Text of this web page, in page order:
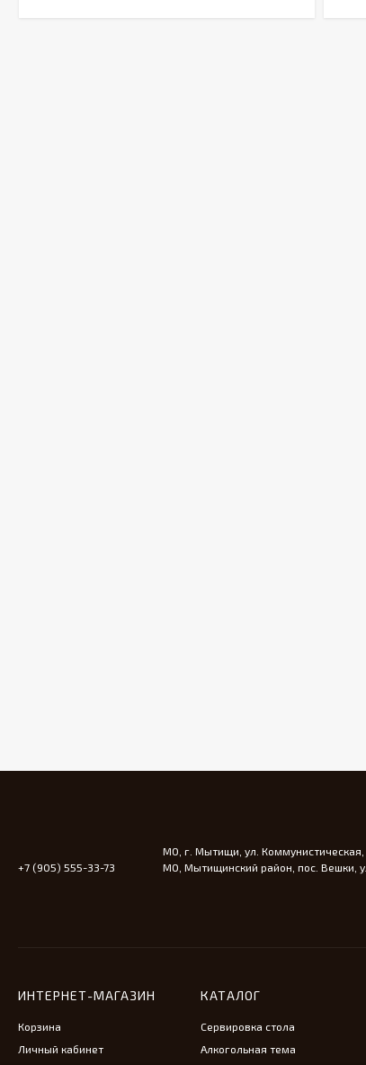
+7 (905) 555-33-73
МО, г. Мытищи, ул. Коммунистическая,
МО, Мытищинский район, пос. Вешки,
ИНТЕРНЕТ-МАГАЗИН
Корзина
Личный кабинет
КАТАЛОГ
Сервировка стола
Алкогольная тема